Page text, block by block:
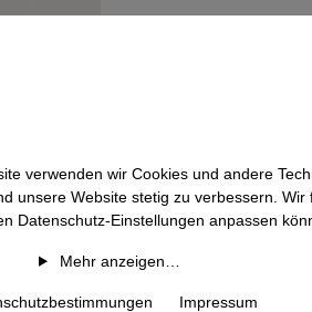
verwenden wir Cookies und andere
unsere Website stetig zu verbessern.
Datenschutz-Einstellungen anpassen
Mehr anzeigen…
Impressum